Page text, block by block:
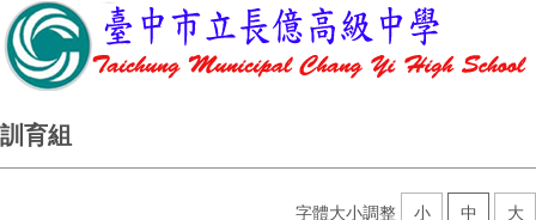
訓育組
字體大小調整 小 中 大